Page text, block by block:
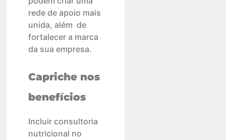
rede de apoio mais
unida, além de
fortalecer a marca
da sua empresa.
Capriche nos
benefícios
Incluir consultoria
nutricional no